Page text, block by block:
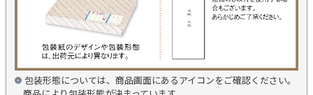
包装形態については、商品画面にあるアイコンをご確認ください。